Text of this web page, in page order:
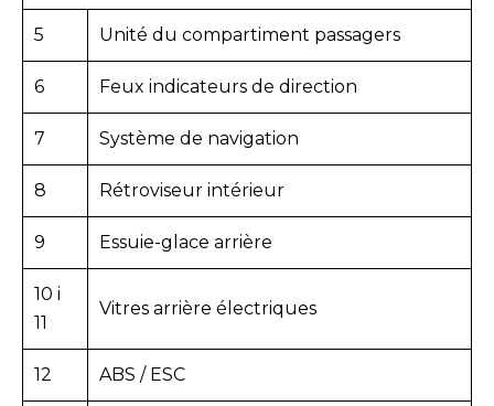
5 Unité du compartiment passagers
6 Feux indicateurs de direction
7 Système de navigation
8 Rétroviseur intérieur
9 Essuie-glace arrière
10 i
11
Vitres arrière électriques
12 ABS / ESC